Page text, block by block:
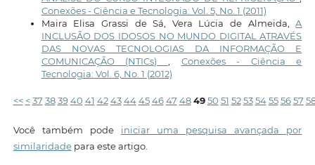
Conexões - Ciência e Tecnologia: Vol. 5, No. 1 (2011)
Maira Elisa Grassi de Sá, Vera Lúcia de Almeida,A
INCLUSÃO DOS IDOSOS NO MUNDO DIGITAL ATRAVÉS
DAS NOVAS TECNOLOGIAS DA INFORMAÇÃO E
COMUNICAÇÃO (NTICs)
Conexões - Ciência e
Tecnologia: Vol. 6, No. 1 (2012)
<< < 37 38 39 40 41 42 43 44 45 46 47 48 49 50 51 52 53 54 55 56 57
Você também pode iniciar uma pesquisa avançada por
similaridadepara este artigo.